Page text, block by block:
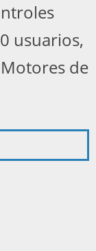
usuarios,
de